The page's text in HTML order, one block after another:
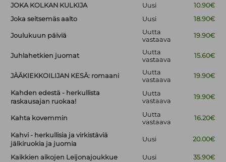
JOKA KOLKAN KULKIJA
Uusi
10.90€
Joka seitsemäs aalto
Uusi 18.90€
Joulukuun päiviä
Uutta
vastaava
19.90€
Juhlahetkien juomat
Uutta
vastaava
15.60€
JÄÄKIEKKOILIJAN KESÄ: romaani
Uutta
vastaava
19.90€
Kahden edestä - herkullista
raskausajan ruokaa!
Uutta
vastaava
19.90€
Kahta kovemmin
Uutta
vastaava
16.20€
Kahvi - herkullisia ja virkistäviä
jälkiruokia ja juomia
Uusi 20.00€
Kaikkien aikojen Leijonajoukkue Uusi 35.90€